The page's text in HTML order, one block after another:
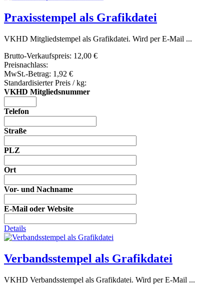
Praxisstempel als Grafikdatei
VKHD Mitgliedstempel als Grafikdatei. Wird per E-Mail ...
Brutto-Verkaufspreis: 12,00 €
Preisnachlass:
MwSt.-Betrag: 1,92 €
Standardisierter Preis / kg:
VKHD Mitgliedsnummer
Telefon
Straße
PLZ
Ort
Vor- und Nachname
E-Mail oder Website
Details
Verbandsstempel als Grafikdatei
VKHD Verbandsstempel als Grafikdatei. Wird per E-Mail ...